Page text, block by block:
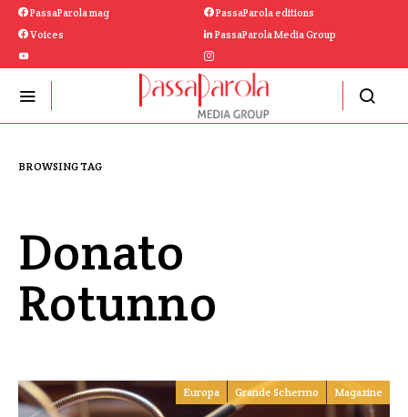
PassaParola mag
PassaParola editions
Voices
PassaParola Media Group
BROWSING TAG
Donato
Rotunno
Europa Grande Schermo Magazine